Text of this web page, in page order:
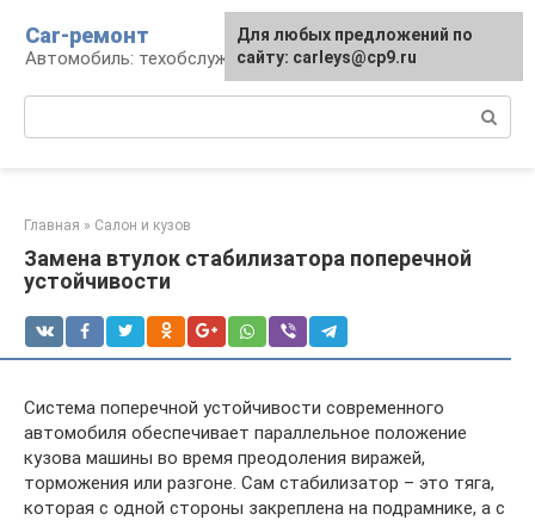
контенту
Car-ремонт
Автомобиль: техобслуживание и ремонт
Главная » Салон и кузов
Замена втулок стабилизатора поперечной
устойчивости
Система поперечной устойчивости современного
автомобиля обеспечивает параллельное положение
кузова машины во время преодоления виражей,
торможения или разгоне. Сам стабилизатор – это тяга,
которая с одной стороны закреплена на подрамнике, а с
Для любых предложений по
сайту: carleys@cp9.ru